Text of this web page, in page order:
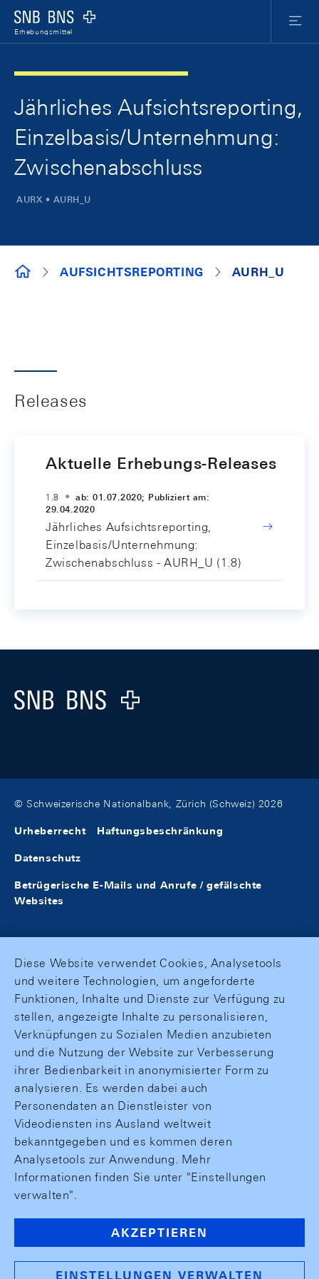
Logo
Erhebungsmittel
Menu
Jährliches Aufsichtsreporting,
Einzelbasis/Unternehmung:
Zwischenabschluss
AURX • AURH_U
ERHEBUNGSMITTEL
AUFSICHTSREPORTING AURH_U
Releases
Aktuelle Erhebungs-Releases
1.8
ab: 01.07.2020; Publiziert am:
29.04.2020
Jährliches Aufsichtsreporting,
Einzelbasis/Unternehmung:
Zwischenabschluss - AURH_U (1.8)
Logo
© Schweizerische Nationalbank, Zürich (Schweiz) 2026
Urheberrecht Haftungsbeschränkung
Datenschutz
Betrügerische E-Mails und Anrufe / gefälschte
Websites
Diese Website verwendet Cookies, Analysetools
und weitere Technologien, um angeforderte
Funktionen, Inhalte und Dienste zur Verfügung zu
stellen, angezeigte Inhalte zu personalisieren,
Verknüpfungen zu Sozialen Medien anzubieten
und die Nutzung der Website zur Verbesserung
ihrer Bedienbarkeit in anonymisierter Form zu
analysieren. Es werden dabei auch
Personendaten an Dienstleister von
Videodiensten ins Ausland weltweit
bekanntgegeben und es kommen deren
Analysetools zur Anwendung. Mehr
Informationen finden Sie unter "Einstellungen
verwalten".
AKZEPTIEREN
EINSTELLUNGEN VERWALTEN